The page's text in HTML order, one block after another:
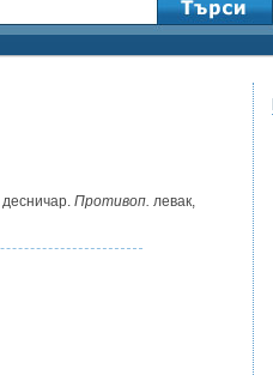
Противоп. левак,